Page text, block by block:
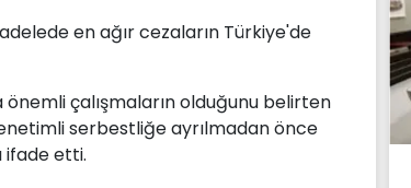
en ağır cezaların Türkiye'de
çalışmaların olduğunu belirten
serbestliğe ayrılmadan önce
ifade etti.